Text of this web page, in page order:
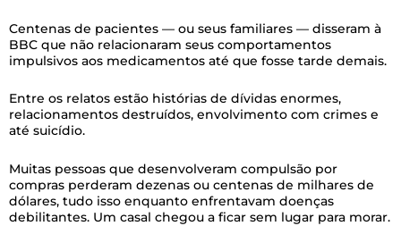
Centenas de pacientes — ou seus familiares — disseram à
BBC que não relacionaram seus comportamentos
impulsivos aos medicamentos até que fosse tarde demais.
Entre os relatos estão histórias de dívidas enormes,
relacionamentos destruídos, envolvimento com crimes e
até suicídio.
Muitas pessoas que desenvolveram compulsão por
compras perderam dezenas ou centenas de milhares de
dólares, tudo isso enquanto enfrentavam doenças
debilitantes. Um casal chegou a ficar sem lugar para morar.